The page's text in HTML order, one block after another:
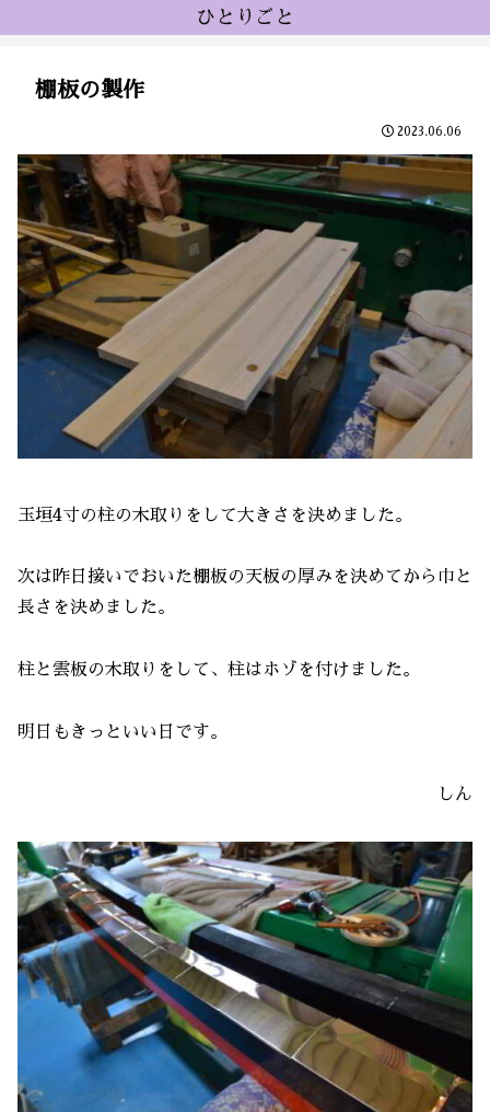
ひとりごと
棚板の製作
2023.06.06
玉垣4寸の柱の木取りをして大きさを決めました。
次は昨日接いでおいた棚板の天板の厚みを決めてから巾と
長さを決めました。
柱と雲板の木取りをして、柱はホゾを付けました。
明日もきっといい日です。
しん